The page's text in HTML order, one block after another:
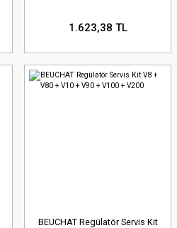
1.623,38 TL
BEUCHAT Regülatör Servis Kit